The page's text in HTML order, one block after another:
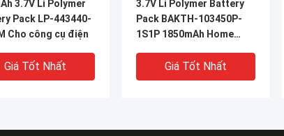
3.7V Li Polymer
Pack LP-443440-
Cho công cụ điện
Giá Tốt Nhất
3.7V Li Polymer Battery
Pack BAKTH-103450P-
1S1P 1850mAh Home
Giá Tốt Nhất